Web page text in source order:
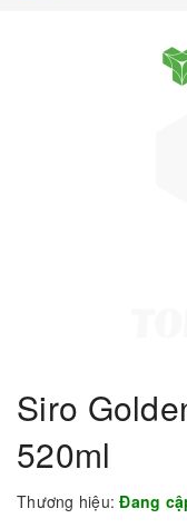
Siro
520ml
Thương hiệu: Đang